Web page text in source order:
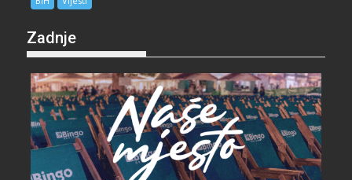
Zadnje